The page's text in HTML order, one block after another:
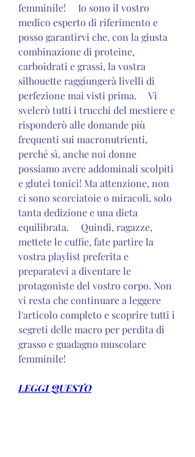
femminile!     Io sono il vostro
medico esperto di riferimento e
posso garantirvi che, con la giusta
combinazione di proteine,
carboidrati e grassi, la vostra
silhouette raggiungerà livelli di
perfezione mai visti prima.     Vi
svelerò tutti i trucchi del mestiere e
risponderò alle domande più
frequenti sui macronutrienti,
perché sì, anche noi donne
possiamo avere addominali scolpiti
e glutei tonici! Ma attenzione, non
ci sono scorciatoie o miracoli, solo
tanta dedizione e una dieta
equilibrata.     Quindi, ragazze,
mettete le cuffie, fate partire la
vostra playlist preferita e
preparatevi a diventare le
protagoniste del vostro corpo. Non
vi resta che continuare a leggere
l'articolo completo e scoprire tutti i
segreti delle macro per perdita di
grasso e guadagno muscolare
femminile!
LEGGI QUESTO